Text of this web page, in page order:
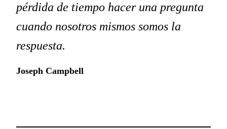
pérdida de tiempo hacer una pregunta
cuando nosotros mismos somos la
respuesta.
Joseph Campbell